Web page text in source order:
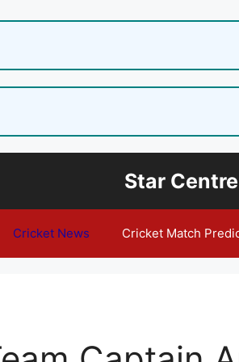
Star Centre
Cricket News Cricket Match